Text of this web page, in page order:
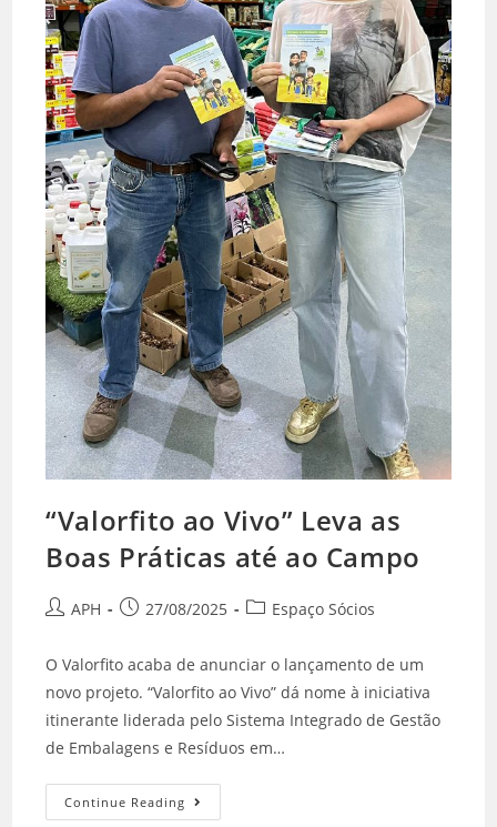
“Valorfito ao Vivo” Leva as
Boas Práticas até ao Campo
APH 27/08/2025 Espaço Sócios
O Valorfito acaba de anunciar o lançamento de um
novo projeto. “Valorfito ao Vivo” dá nome à iniciativa
itinerante liderada pelo Sistema Integrado de Gestão
de Embalagens e Resíduos em…
Continue Reading